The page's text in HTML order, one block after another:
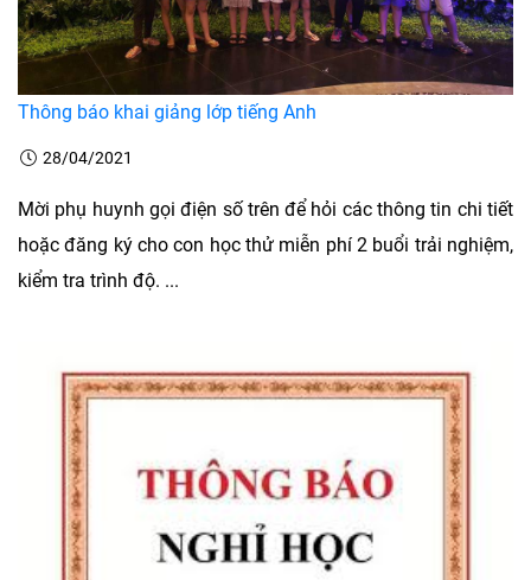
Thông báo khai giảng lớp tiếng Anh
28/04/2021
Mời phụ huynh gọi điện số trên để hỏi các thông tin chi tiết
hoặc đăng ký cho con học thử miễn phí 2 buổi trải nghiệm,
kiểm tra trình độ. ...